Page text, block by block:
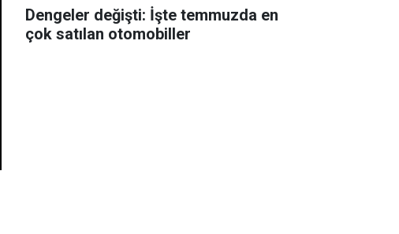
Dengeler değişti: İşte temmuzda en
çok satılan otomobiller